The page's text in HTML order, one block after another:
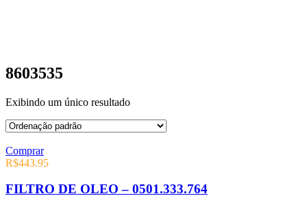
8603535
Exibindo um único resultado
Comprar
R$443.95
FILTRO DE OLEO – 0501.333.764